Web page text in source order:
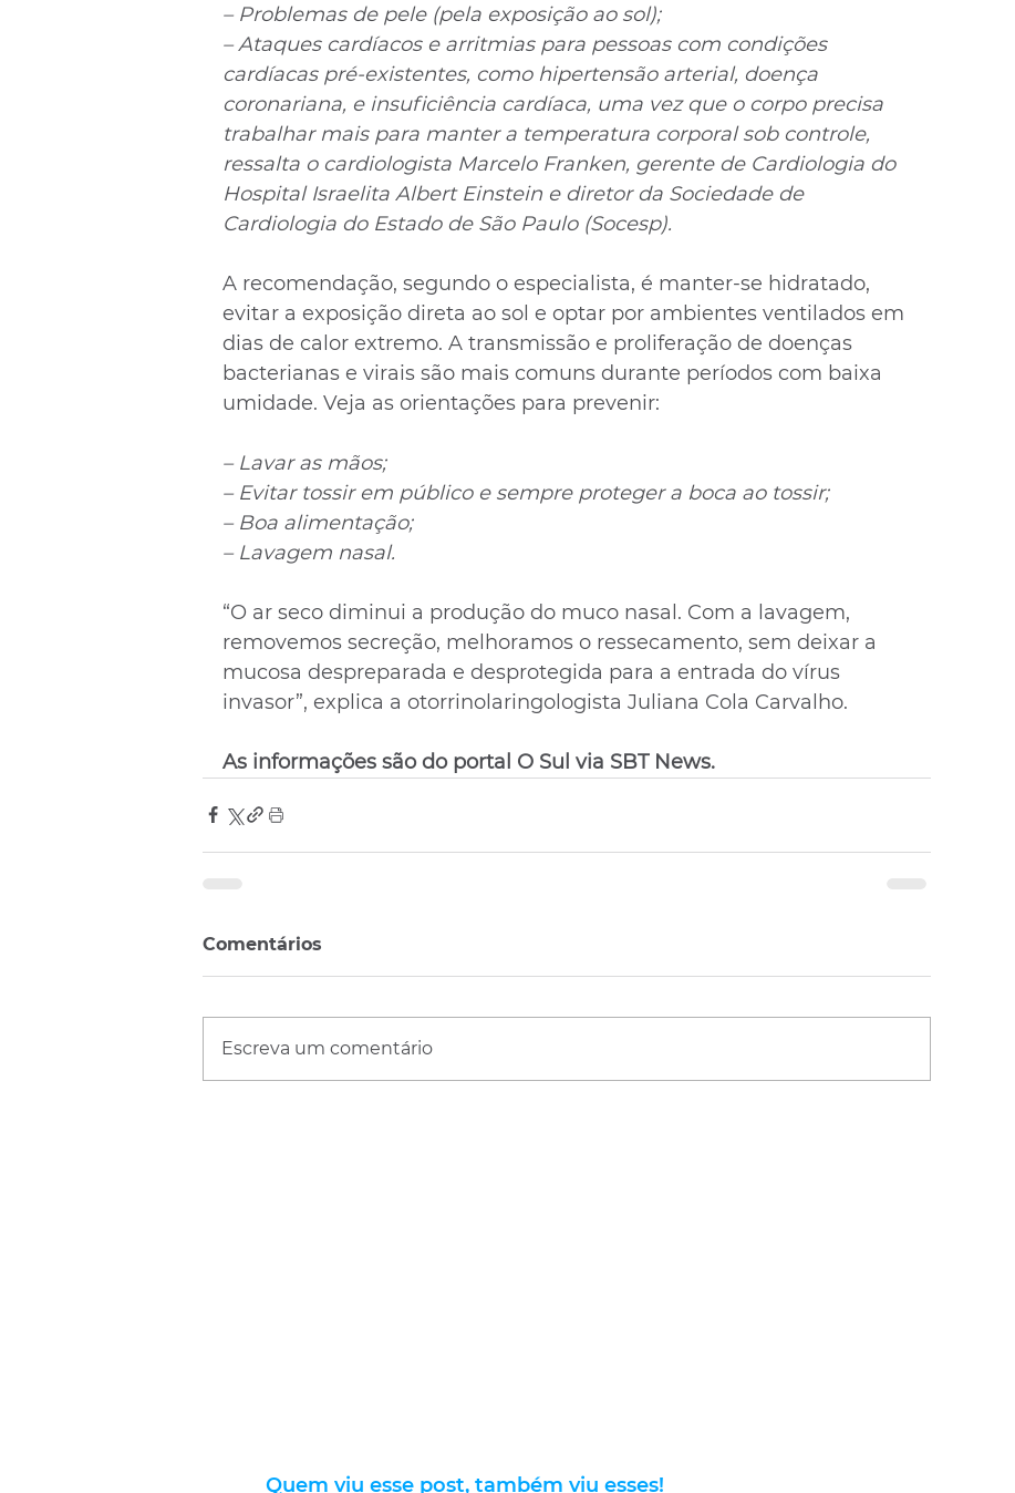
– Problemas de pele (pela exposição ao sol);
– Ataques cardíacos e arritmias para pessoas com condições
cardíacas pré-existentes, como hipertensão arterial, doença
coronariana, e insuficiência cardíaca, uma vez que o corpo precisa
trabalhar mais para manter a temperatura corporal sob controle,
ressalta o cardiologista Marcelo Franken, gerente de Cardiologia do
Hospital Israelita Albert Einstein e diretor da Sociedade de
Cardiologia do Estado de São Paulo (Socesp).
A recomendação, segundo o especialista, é manter-se hidratado,
evitar a exposição direta ao sol e optar por ambientes ventilados em
dias de calor extremo. A transmissão e proliferação de doenças
bacterianas e virais são mais comuns durante períodos com baixa
umidade. Veja as orientações para prevenir:
– Lavar as mãos;
– Evitar tossir em público e sempre proteger a boca ao tossir;
– Boa alimentação;
– Lavagem nasal.
“O ar seco diminui a produção do muco nasal. Com a lavagem,
removemos secreção, melhoramos o ressecamento, sem deixar a
mucosa despreparada e desprotegida para a entrada do vírus
invasor”, explica a otorrinolaringologista Juliana Cola Carvalho.
As informações são do portal O Sul via SBT News.
Comentários
Escreva um comentário
Quem viu esse post, também viu esses!